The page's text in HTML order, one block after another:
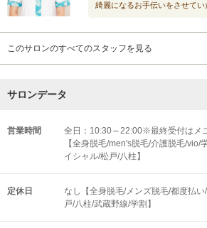
綺麗になるお手伝いをさせてい
このサロンのすべてのスタッフを見る
サロンデータ
営業時間
全日：10:30～22:00※最終受付はメ
【全身脱毛/men's脱毛/介護脱毛/vio/
イシャル/松戸/八柱】
定休日
なし【全身脱毛/メンズ脱毛/都度払
戸/八柱/武蔵野線/学割】